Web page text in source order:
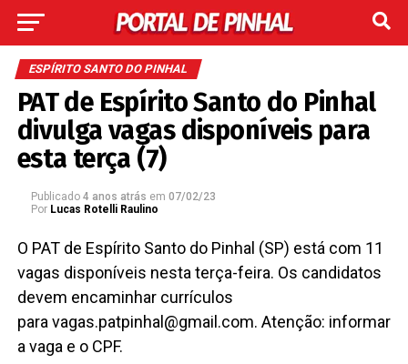
ESPÍRITO SANTO DO PINHAL
PAT de Espírito Santo do Pinhal
divulga vagas disponíveis para
esta terça (7)
Publicado 4 anos atrás em 07/02/23
Por Lucas Rotelli Raulino
O PAT de Espírito Santo do Pinhal (SP) está com 11
vagas disponíveis nesta terça-feira. Os candidatos
devem encaminhar currículos
para vagas.patpinhal@gmail.com. Atenção: informar
a vaga e o CPF.